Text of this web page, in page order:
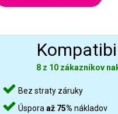
8 z 10 zákazníkov
Bez straty záruky
Úsporaaž 75% nákladov